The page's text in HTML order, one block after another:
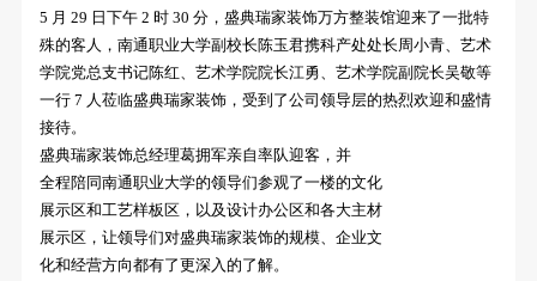
5 月 29 日下午 2 时 30 分，盛典瑞家装饰万方整装馆迎来了一批特
殊的客人，南通职业大学副校长陈玉君携科产处处长周小青、艺术
学院党总支书记陈红、艺术学院院长江勇、艺术学院副院长吴敬等
一行 7 人莅临盛典瑞家装饰，受到了公司领导层的热烈欢迎和盛情
接待。
盛典瑞家装饰总经理葛拥军亲自率队迎客，并
全程陪同南通职业大学的领导们参观了一楼的文化
展示区和工艺样板区，以及设计办公区和各大主材
展示区，让领导们对盛典瑞家装饰的规模、企业文
化和经营方向都有了更深入的了解。